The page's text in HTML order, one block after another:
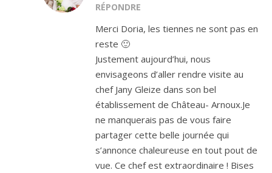
RÉPONDRE
Merci Doria, les tiennes ne sont pas en
reste 🙂
Justement aujourd’hui, nous
envisageons d’aller rendre visite au
chef Jany Gleize dans son bel
établissement de Château- Arnoux.Je
ne manquerais pas de vous faire
partager cette belle journée qui
s’annonce chaleureuse en tout pout de
vue. Ce chef est extraordinaire ! Bises